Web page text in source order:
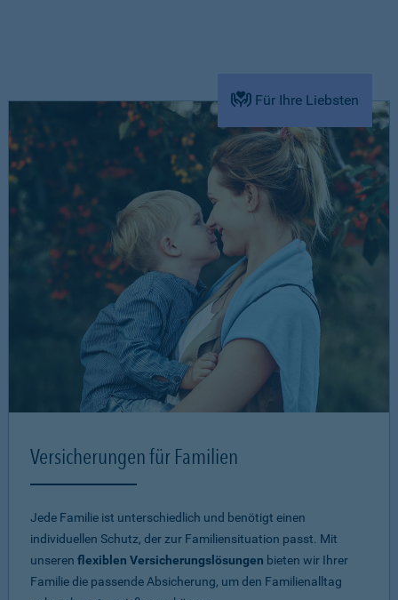
Für Ihre Liebsten
Versicherungen für Familien
Jede Familie ist unterschiedlich und benötigt einen
individuellen Schutz, der zur Familiensituation passt. Mit
unseren flexiblen Versicherungslösungen bieten wir Ihrer
Familie die passende Absicherung, um den Familienalltag